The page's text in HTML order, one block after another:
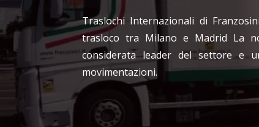
Traslochi Internazionali di
trasloco tra Milano e Madrid La
considerata leader del settore e
movimentazioni.